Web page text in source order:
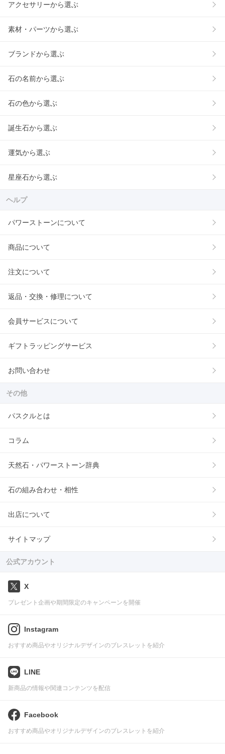
アクセサリーから選ぶ
素材・パーツから選ぶ
ブランドから選ぶ
石の名前から選ぶ
石の色から選ぶ
誕生石から選ぶ
運気から選ぶ
星座石から選ぶ
ヘルプ
パワーストーンについて
商品について
注文について
返品・交換・修理について
会員サービスについて
ギフトラッピングサービス
お問い合わせ
その他
パスクルとは
コラム
天然石・パワーストーン辞典
石の組み合わせ・相性
出店について
サイトマップ
公式アカウント
X
プレゼント企画や期間限定のキャンペーンを開催
Instagram
おすすめ商品やオリジナルデザインのブレスレットを紹介
LINE
新商品の情報や関連コンテンツを配信
Facebook
おすすめ商品やオリジナルデザインのブレスレットを紹介